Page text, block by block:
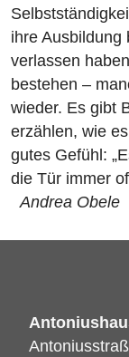
ihre Ausbildung
verlassen
bestehen –
wieder. Es gibt
erzählen, wie
gutes Gefühl:
die Tür immer
Andrea Obele